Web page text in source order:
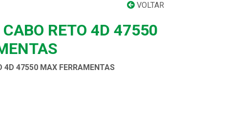
VOLTAR
RETO 4D 47550
4D 47550 MAX FERRAMENTAS